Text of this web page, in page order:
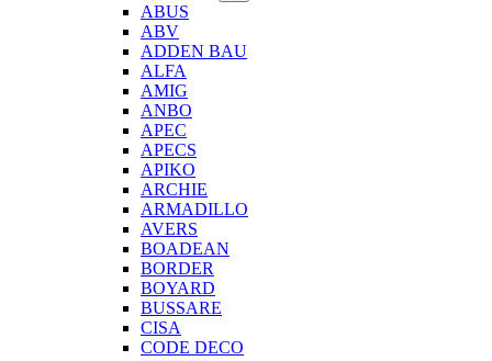
ABUS
ABV
ADDEN BAU
ALFA
AMIG
ANBO
APEC
APECS
APIKO
ARCHIE
ARMADILLO
AVERS
BOADEAN
BORDER
BOYARD
BUSSARE
CISA
CODE DECO